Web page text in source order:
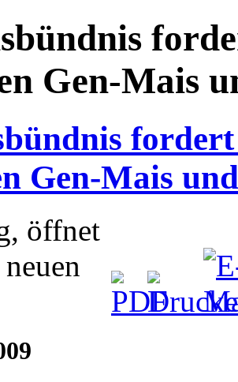
Gen-Mais
fordert
Gen-Mais